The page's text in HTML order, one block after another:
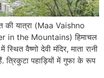
की यात्रा (Maa Vaishno
in the Mountains) हिमाचल
वैष्णो देवी मंदिर, माता रानी
पहाड़ियों में गुफा के रूप